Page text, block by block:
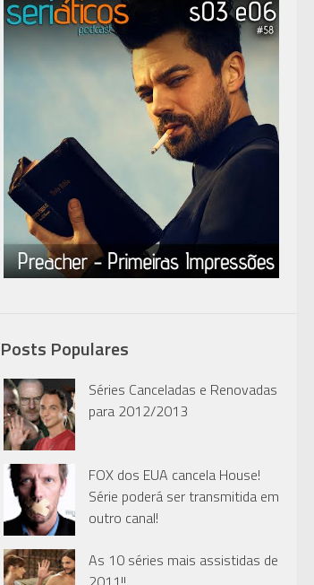
Posts Populares
Séries Canceladas e Renovadas
para 2012/2013
FOX dos EUA cancela House!
Série poderá ser transmitida em
outro canal!
As 10 séries mais assistidas de